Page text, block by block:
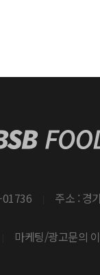
01736 주소 : 경
마케팅/광고문의